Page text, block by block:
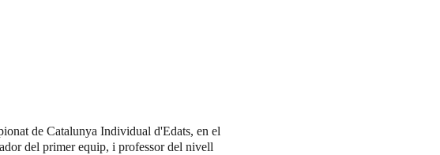
de Catalunya Individual d'Edats, en el
del primer equip, i professor del nivell